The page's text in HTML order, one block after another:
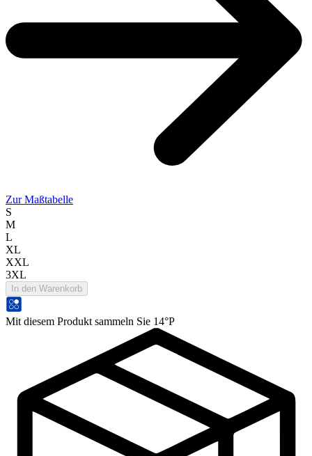
Zur Maßtabelle
S
M
L
XL
XXL
3XL
In den Warenkorb
Mit diesem Produkt sammeln Sie 14°P